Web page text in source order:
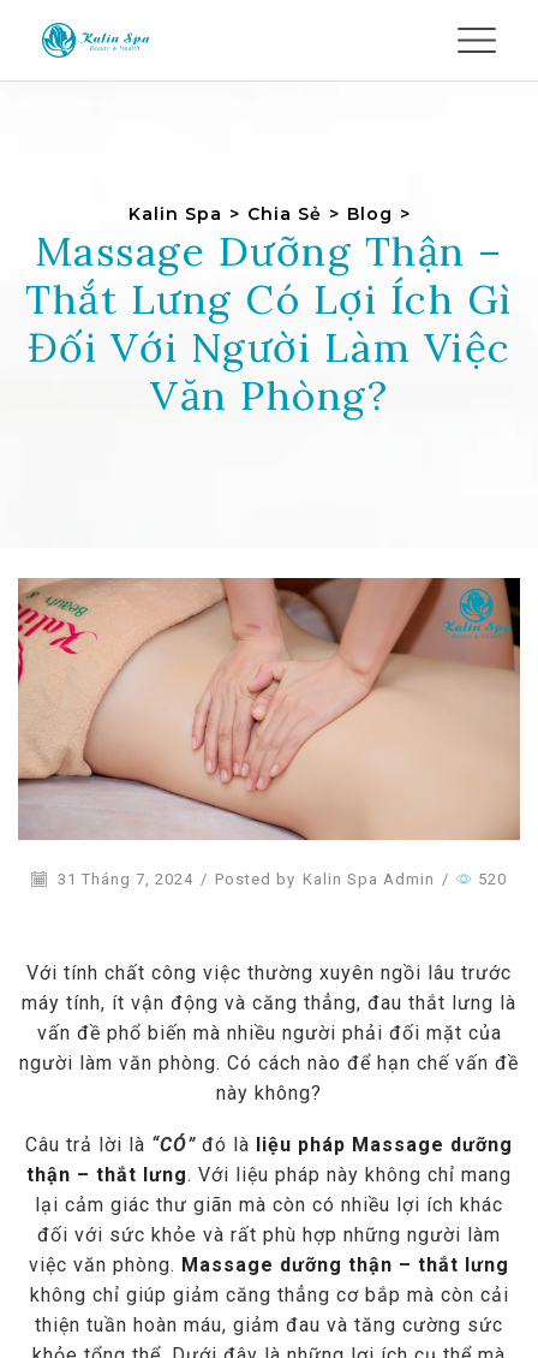
Kalin Spa > Chia Sẻ > Blog >
Massage Dưỡng Thận –
Thắt Lưng Có Lợi Ích Gì
Đối Với Người Làm Việc
Văn Phòng?
31 Tháng 7, 2024 / Posted by Kalin Spa Admin / 520
Với tính chất công việc thường xuyên ngồi lâu trước
máy tính, ít vận động và căng thẳng, đau thắt lưng là
vấn đề phổ biến mà nhiều người phải đối mặt của
người làm văn phòng. Có cách nào để hạn chế vấn đề
này không?
Câu trả lời là “CÓ” đó là
liệu pháp Massage dưỡng
thận – thắt lưng. Với liệu pháp này không chỉ mang
lại cảm giác thư giãn mà còn có nhiều lợi ích khác
đối với sức khỏe và rất phù hợp những người làm
việc văn phòng. Massage dưỡng thận – thắt lưng
không chỉ giúp giảm căng thẳng cơ bắp mà còn cải
thiện tuần hoàn máu, giảm đau và tăng cường sức